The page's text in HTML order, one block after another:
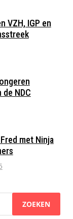
VZH, IGP en
NDC
met Ninja